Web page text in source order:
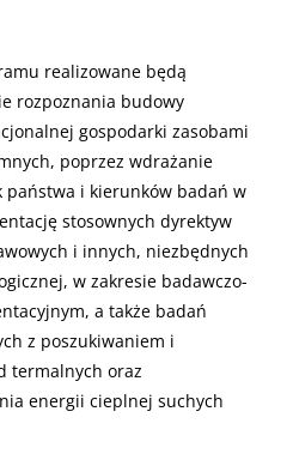
realizowane będą
rozpoznania budowy
gospodarki zasobami
poprzez wdrażanie
państwa i kierunków badań w
stosownych dyrektyw
i innych, niezbędnych
w zakresie badawczo-
a także badań
z poszukiwaniem i
termalnych oraz
energii cieplnej suchych